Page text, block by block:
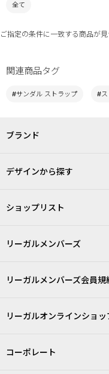
全て
ご指定の条件に一致する商品が見
関連商品タグ
#サンダル ストラップ #ス
ブランド
デザインから探す
ショップリスト
リーガルメンバーズ
リーガルメンバーズ会員規
リーガルオンラインショッ
コーポレート